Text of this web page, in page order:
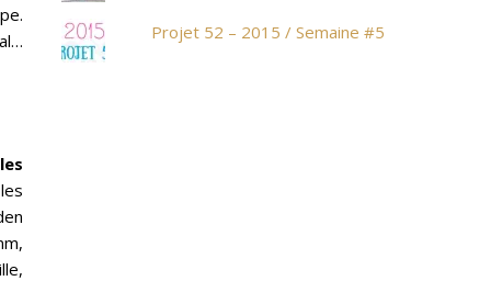
Projet 52 – 2015 / Semaine #5